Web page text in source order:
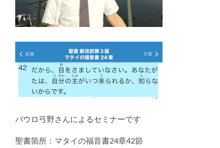
パウロ弓野さんによるセミナーです
聖書箇所：マタイの福音書24章42節